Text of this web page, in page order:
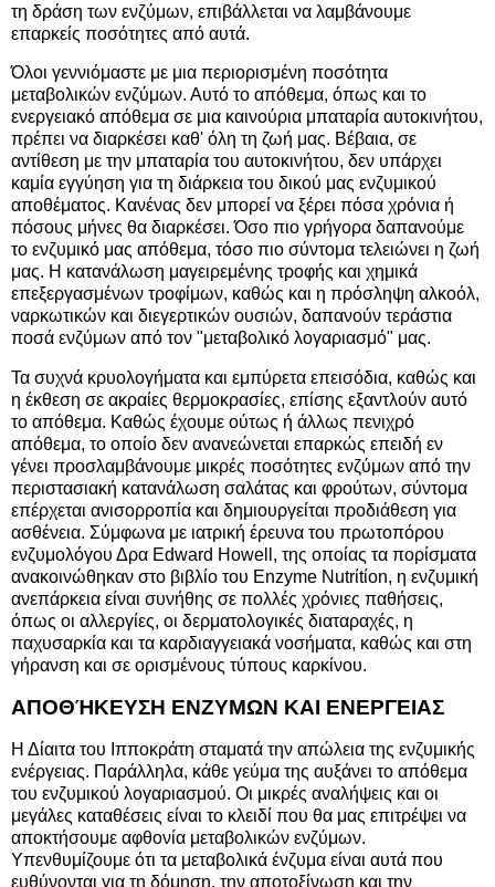
τη δράση των ενζύμων, επιβάλλεται να λαμβάνουμε
επαρκείς ποσότητες από αυτά.
Όλοι γεννιόμαστε με μια περιορισμένη ποσότητα
μεταβολικών ενζύμων. Αυτό το απόθεμα, όπως και το
ενεργειακό απόθεμα σε μια καινούρια μπαταρία αυτοκινήτου,
πρέπει να διαρκέσει καθ' όλη τη ζωή μας. Βέβαια, σε
αντίθεση με την μπαταρία του αυτοκινήτου, δεν υπάρχει
καμία εγγύηση για τη διάρκεια του δικού μας ενζυμικού
αποθέματος. Κανένας δεν μπορεί να ξέρει πόσα χρόνια ή
πόσους μήνες θα διαρκέσει. Όσο πιο γρήγορα δαπανούμε
το ενζυμικό μας απόθεμα, τόσο πιο σύντομα τελειώνει η ζωή
μας. Η κατανάλωση μαγειρεμένης τροφής και χημικά
επεξεργασμένων τροφίμων, καθώς και η πρόσληψη αλκοόλ,
ναρκωτικών και διεγερτικών ουσιών, δαπανούν τεράστια
ποσά ενζύμων από τον "μεταβολικό λογαριασμό" μας.
Τα συχνά κρυολογήματα και εμπύρετα επεισόδια, καθώς και
η έκθεση σε ακραίες θερμοκρασίες, επίσης εξαντλούν αυτό
το απόθεμα. Καθώς έχουμε ούτως ή άλλως πενιχρό
απόθεμα, το οποίο δεν ανανεώνεται επαρκώς επειδή εν
γένει προσλαμβάνουμε μικρές ποσότητες ενζύμων από την
περιστασιακή κατανάλωση σαλάτας και φρούτων, σύντομα
επέρχεται ανισορροπία και δημιουργείται προδιάθεση για
ασθένεια. Σύμφωνα με ιατρική έρευνα του πρωτοπόρου
ενζυμολόγου Δρα Edward Howell, της οποίας τα πορίσματα
ανακοινώθηκαν στο βιβλίο του Enzyme Nutrίtίon, η ενζυμική
ανεπάρκεια είναι συνήθης σε πολλές χρόνιες παθήσεις,
όπως οι αλλεργίες, οι δερματολογικές διαταραχές, η
παχυσαρκία και τα καρδιαγγειακά νοσήματα, καθώς και στη
γήρανση και σε ορισμένους τύπους καρκίνου.
ΑΠΟΘΉΚΕΥΣΗ ΕΝΖΥΜΩΝ ΚΑΙ ΕΝΕΡΓΕΙΑΣ
Η Δίαιτα του Ιπποκράτη σταματά την απώλεια της ενζυμικής
ενέργειας. Παράλληλα, κάθε γεύμα της αυξάνει το απόθεμα
του ενζυμικού λογαριασμού. Οι μικρές αναλήψεις και οι
μεγάλες καταθέσεις είναι το κλειδί που θα μας επιτρέψει να
αποκτήσουμε αφθονία μεταβολικών ενζύμων.
Υπενθυμίζουμε ότι τα μεταβολικά ένζυμα είναι αυτά που
ευθύνονται για τη δόμηση, την αποτοξίνωση και την